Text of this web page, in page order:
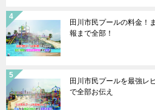
田川市民プールの料金！
報まで全部！
田川市民プールを最強レ
で全部お伝え